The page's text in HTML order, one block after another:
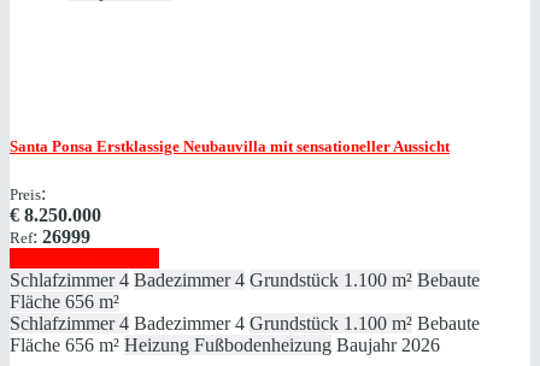
Santa Ponsa Erstklassige Neubauvilla mit sensationeller Aussicht
Preis:
€ 8.250.000
Ref: 26999
Schlafzimmer 4 Badezimmer 4 Grundstück 1.100 m² Bebaute
Fläche 656 m²
Schlafzimmer 4 Badezimmer 4 Grundstück 1.100 m² Bebaute
Fläche 656 m² Heizung Fußbodenheizung Baujahr 2026